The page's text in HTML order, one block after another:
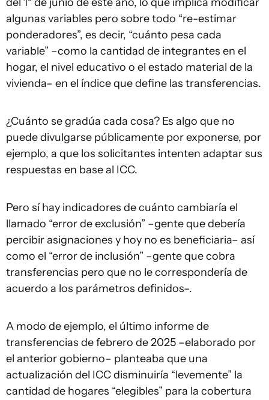
algunas variables pero sobre todo “re-estimar
ponderadores”, es decir, “cuánto pesa cada
variable” –como la cantidad de integrantes en el
hogar, el nivel educativo o el estado material de la
vivienda– en el índice que define las transferencias.
¿Cuánto se gradúa cada cosa? Es algo que no
puede divulgarse públicamente por exponerse, por
ejemplo, a que los solicitantes intenten adaptar sus
respuestas en base al ICC.
Pero sí hay indicadores de cuánto cambiaría el
llamado “error de exclusión” –gente que debería
percibir asignaciones y hoy no es beneficiaria– así
como el “error de inclusión” –gente que cobra
transferencias pero que no le correspondería de
acuerdo a los parámetros definidos–.
A modo de ejemplo, el último informe de
transferencias de febrero de 2025 –elaborado por
el anterior gobierno– planteaba que una
actualización del ICC disminuiría “levemente” la
cantidad de hogares “elegibles” para la cobertura